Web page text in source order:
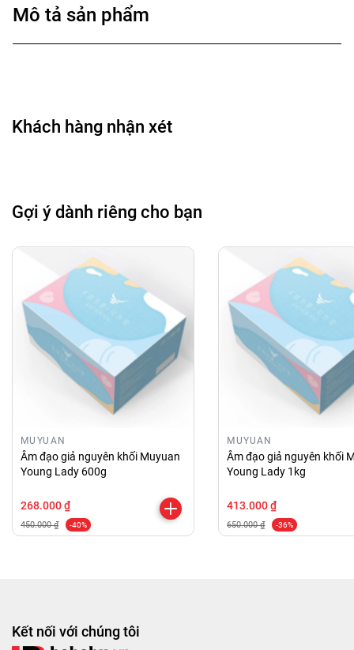
Mô tả sản phẩm
Khách hàng nhận xét
Gợi ý dành riêng cho bạn
MUYUAN
Âm đạo giả nguyên khối Muyuan
Young Lady 600g
268.000 ₫
450.000 ₫ -40%
MUYUAN
Âm đạo giả nguyên khối
Young Lady 1kg
413.000 ₫
650.000 ₫ -36%
Kết nối với chúng tôi